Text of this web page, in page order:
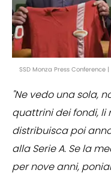
SSD Monza Press
"Ne vedo una sola,
quattrini dei fondi, li
distribuisca poi
alla Serie A. Se la
per nove anni,